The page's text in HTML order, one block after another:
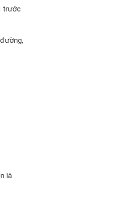
trước
là